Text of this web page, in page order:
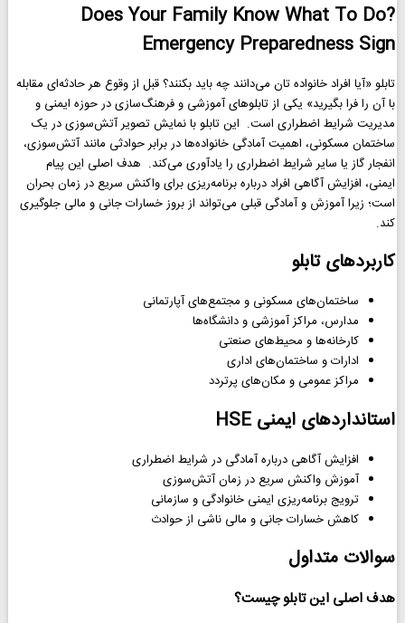
Does Your Family Know What To Do?
Emergency Preparedness Sign
تابلو «آیا افراد خانواده تان می‌دانند چه باید بکنند؟ قبل از وقوع هر حادثه‌ای مقابله
با آن را فرا بگیرید» یکی از تابلوهای آموزشی و فرهنگ‌سازی در حوزه ایمنی و
مدیریت شرایط اضطراری است. این تابلو با نمایش تصویر آتش‌سوزی در یک
ساختمان مسکونی، اهمیت آمادگی خانواده‌ها در برابر حوادثی مانند آتش‌سوزی،
انفجار گاز یا سایر شرایط اضطراری را یادآوری می‌کند. هدف اصلی این پیام
ایمنی، افزایش آگاهی افراد درباره برنامه‌ریزی برای واکنش سریع در زمان بحران
است؛ زیرا آموزش و آمادگی قبلی می‌تواند از بروز خسارات جانی و مالی جلوگیری
کند.
کاربردهای تابلو
ساختمان‌های مسکونی و مجتمع‌های آپارتمانی
مدارس، مراکز آموزشی و دانشگاه‌ها
کارخانه‌ها و محیط‌های صنعتی
ادارات و ساختمان‌های اداری
مراکز عمومی و مکان‌های پرتردد
استانداردهای ایمنی HSE
افزایش آگاهی درباره آمادگی در شرایط اضطراری
آموزش واکنش سریع در زمان آتش‌سوزی
ترویج برنامه‌ریزی ایمنی خانوادگی و سازمانی
کاهش خسارات جانی و مالی ناشی از حوادث
سوالات متداول
هدف اصلی این تابلو چیست؟